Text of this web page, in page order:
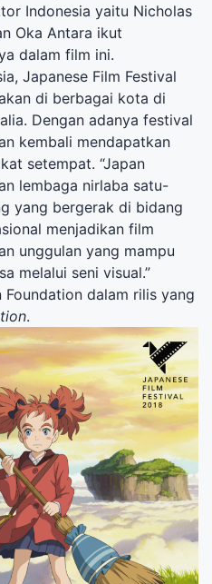
Indonesia yaitu Nicholas
Oka Antara ikut
dalam film ini.
Japanese Film Festival
di berbagai kota di
Dengan adanya festival
kembali mendapatkan
setempat. “Japan
lembaga nirlaba satu-
yang bergerak di bidang
menjadikan film
unggulan yang mampu
melalui seni visual.”
dalam rilis yang
.